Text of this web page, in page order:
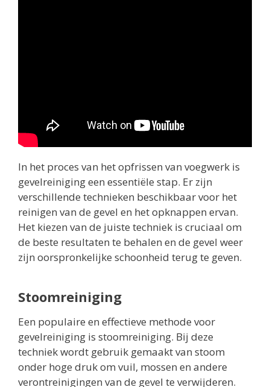
In het proces van het opfrissen van voegwerk is
gevelreiniging een essentiële stap. Er zijn
verschillende technieken beschikbaar voor het
reinigen van de gevel en het opknappen ervan.
Het kiezen van de juiste techniek is cruciaal om
de beste resultaten te behalen en de gevel weer
zijn oorspronkelijke schoonheid terug te geven.
Stoomreiniging
Een populaire en effectieve methode voor
gevelreiniging is stoomreiniging. Bij deze
techniek wordt gebruik gemaakt van stoom
onder hoge druk om vuil, mossen en andere
verontreinigingen van de gevel te verwijderen.